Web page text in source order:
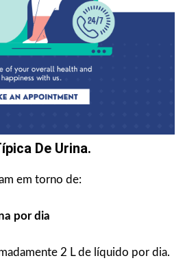
De Urina.
em torno de:
por dia
2 L de líquido por dia.